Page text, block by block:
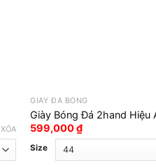
XÓA
GIÀY ĐÁ BÓNG
Giày Bóng Đá 2hand Hiệu
599,000₫
Size